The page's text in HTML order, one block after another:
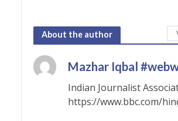
About the author
Mazhar Iqbal
Indian Journalist
https://www.bbc.com/